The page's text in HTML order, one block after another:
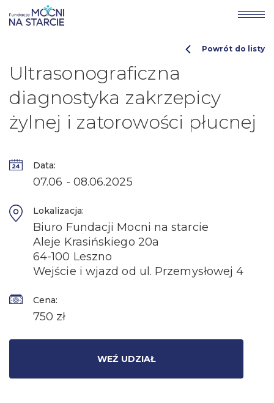
Ultrasonograficzna
diagnostyka zakrzepicy
żylnej i zatorowości płucnej
Powrót do listy
Data:
07.06 - 08.06.2025
Lokalizacja:
Biuro Fundacji Mocni na starcie
Aleje Krasińskiego 20a
64-100 Leszno
Wejście i wjazd od ul. Przemysłowej 4
Cena:
750 zł
WEŹ UDZIAŁ